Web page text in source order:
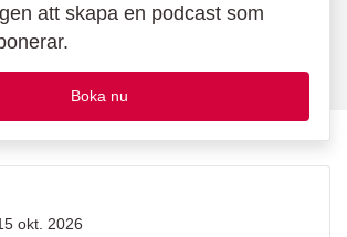
att skapa en podcast som
Boka nu
okt. 2026